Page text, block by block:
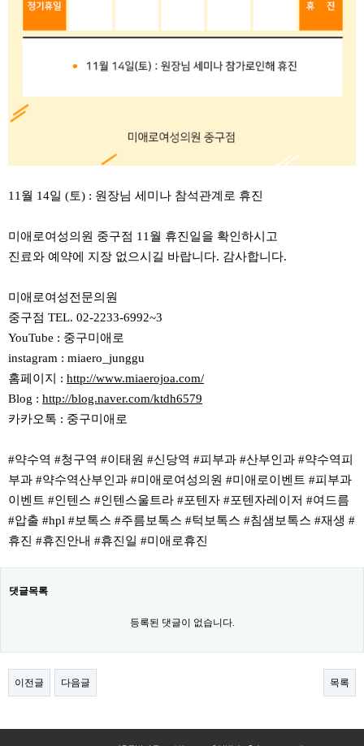
11월 14일 (토) : 원장님 세미나 참석관계로 휴진
미애로여성의원 중구점 11월 휴진일을 확인하시고
진료와 예약에 지장 없으시길 바랍니다. 감사합니다.
미애로여성전문의원
중구점 TEL. 02-2233-6992~3
YouTube : 중구미애로
instagram : miaero_junggu
홈페이지 : http://www.miaerojoa.com/
Blog : http://blog.naver.com/ktdh6579
카카오톡 : 중구미애로
#약수역 #청구역 #이태원 #신당역 #피부과 #산부인과 #약수역피
부과 #약수역산부인과 #미애로여성의원 #미애로이벤트 #피부과
이벤트 #인텐스 #인텐스울트라 #포텐자 #포텐자레이저 #여드름
#압출 #hpl #보톡스 #주름보톡스 #턱보톡스 #침샘보톡스 #재생 #
휴진 #휴진안내 #휴진일 #미애로휴진
댓글목록
등록된 댓글이 없습니다.
이전글 다음글 목록